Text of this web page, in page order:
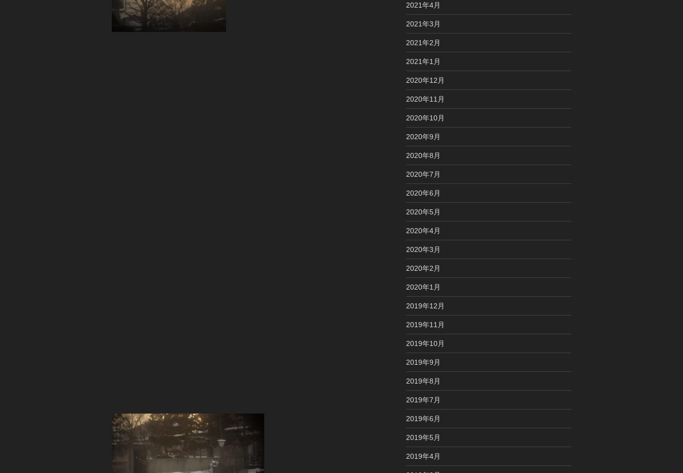
2021年4月
2021年3月
2021年2月
2021年1月
2020年12月
2020年11月
2020年10月
2020年9月
2020年8月
2020年7月
2020年6月
2020年5月
2020年4月
2020年3月
2020年2月
2020年1月
2019年12月
2019年11月
2019年10月
2019年9月
2019年8月
2019年7月
2019年6月
2019年5月
2019年4月